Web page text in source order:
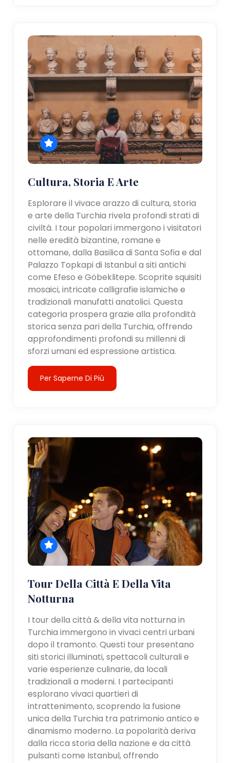
Cultura, Storia E Arte
Esplorare il vivace arazzo di cultura, storia
e arte della Turchia rivela profondi strati di
civiltà. I tour popolari immergono i visitatori
nelle eredità bizantine, romane e
ottomane, dalla Basilica di Santa Sofia e dal
Palazzo Topkapi di Istanbul a siti antichi
come Efeso e Göbeklitepe. Scoprite squisiti
mosaici, intricate calligrafie islamiche e
tradizionali manufatti anatolici. Questa
categoria prospera grazie alla profondità
storica senza pari della Turchia, offrendo
approfondimenti profondi su millenni di
sforzi umani ed espressione artistica.
Per Saperne Di Più
Tour Della Città E Della Vita
Notturna
I tour della città & della vita notturna in
Turchia immergono in vivaci centri urbani
dopo il tramonto. Questi tour presentano
siti storici illuminati, spettacoli culturali e
varie esperienze culinarie, da locali
tradizionali a moderni. I partecipanti
esplorano vivaci quartieri di
intrattenimento, scoprendo la fusione
unica della Turchia tra patrimonio antico e
dinamismo moderno. La popolarità deriva
dalla ricca storia della nazione e da città
pulsanti come Istanbul, offrendo